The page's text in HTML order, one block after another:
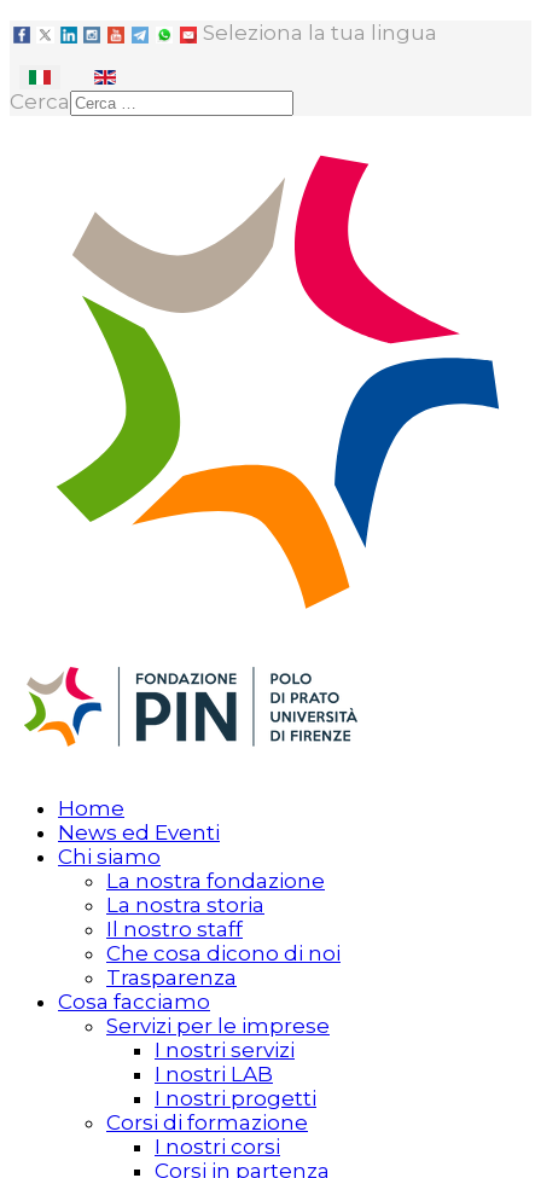
Seleziona la tua lingua
Cerca
Home
News ed Eventi
Chi siamo
La nostra fondazione
La nostra storia
Il nostro staff
Che cosa dicono di noi
Trasparenza
Cosa facciamo
Servizi per le imprese
I nostri servizi
I nostri LAB
I nostri progetti
Corsi di formazione
I nostri corsi
Corsi in partenza